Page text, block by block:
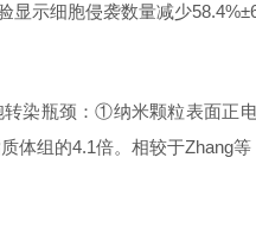
显示细胞侵袭数量减少
转染瓶颈：①纳米颗粒表面正
体组的4.1倍。相较于Zhang